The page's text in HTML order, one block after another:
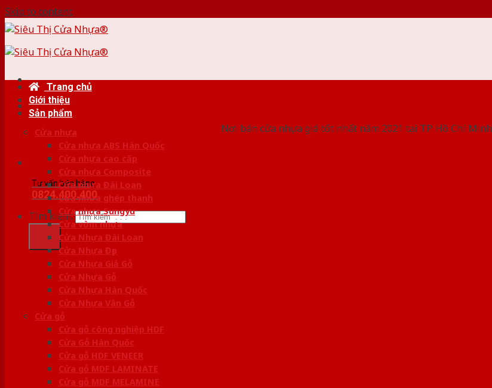
Skip to content
Nơi bán cửa nhựa giá tốt nhất năm 2021 tại TP. Hồ Chí Minh
Tư vấn bán hàng
0824.400.400
Tìm kiếm:
Trang chủ
Giới thiệu
Sản phẩm
Cửa nhựa
Cửa nhựa ABS Hàn Quốc
Cửa nhựa cao cấp
Cửa nhựa Composite
Cửa nhựa Đài Loan
Cửa nhựa ghép thanh
Cửa nhựa Sungyu
Cửa vòm nhựa
Cửa Nhựa Đài Loan
Cửa Nhựa Đẹp
Cửa Nhựa Giả Gỗ
Cửa Nhựa Gỗ
Cửa Nhựa Hàn Quốc
Cửa Nhựa Vân Gỗ
Cửa gỗ
Cửa gỗ công nghiệp HDF
Cửa Gỗ Hàn Quốc
Cửa gỗ HDF VENEER
Cửa gỗ MDF LAMINATE
Cửa gỗ MDF MELAMINE